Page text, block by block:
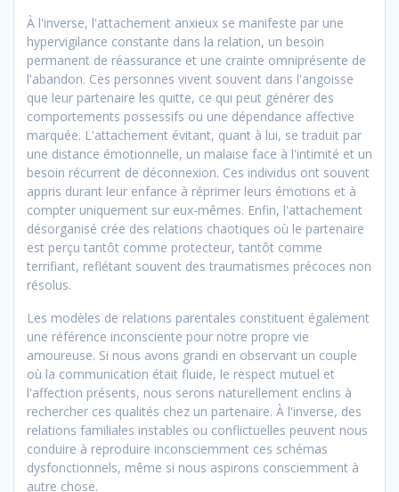
À l'inverse, l'attachement anxieux se manifeste par une
hypervigilance constante dans la relation, un besoin
permanent de réassurance et une crainte omniprésente de
l'abandon. Ces personnes vivent souvent dans l'angoisse
que leur partenaire les quitte, ce qui peut générer des
comportements possessifs ou une dépendance affective
marquée. L'attachement évitant, quant à lui, se traduit par
une distance émotionnelle, un malaise face à l'intimité et un
besoin récurrent de déconnexion. Ces individus ont souvent
appris durant leur enfance à réprimer leurs émotions et à
compter uniquement sur eux-mêmes. Enfin, l'attachement
désorganisé crée des relations chaotiques où le partenaire
est perçu tantôt comme protecteur, tantôt comme
terrifiant, reflétant souvent des traumatismes précoces non
résolus.
Les modèles de relations parentales constituent également
une référence inconsciente pour notre propre vie
amoureuse. Si nous avons grandi en observant un couple
où la communication était fluide, le respect mutuel et
l'affection présents, nous serons naturellement enclins à
rechercher ces qualités chez un partenaire. À l'inverse, des
relations familiales instables ou conflictuelles peuvent nous
conduire à reproduire inconsciemment ces schémas
dysfonctionnels, même si nous aspirons consciemment à
autre chose.